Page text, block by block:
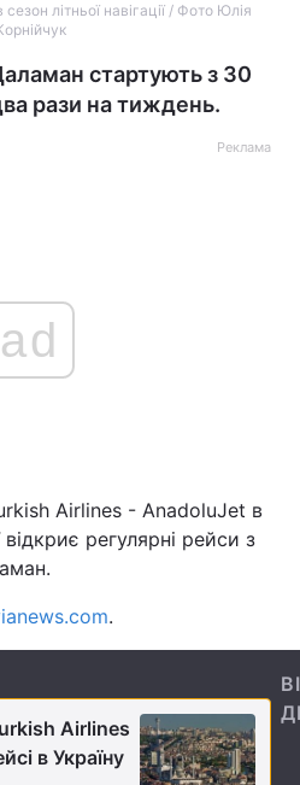
Війна
Лайт
літньої навігації / Фото Юлія
стартують з 30
рази на тиждень.
Реклама
ad
Airlines - AnadoluJet в
відкриє регулярні рейси з
.
Airlines
в Україну